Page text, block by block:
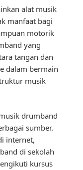
alat musik
manfaat bagi
motorik
yang
tangan dan
dalam bermain
musik
drumband
sumber.
internet,
di sekolah
kursus